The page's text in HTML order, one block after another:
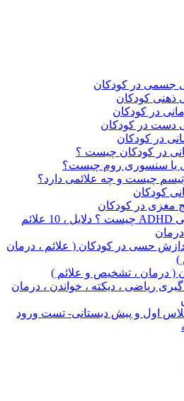
جسمی در کودکان
ذهنی کودکان
در کودکان
دست در کودکان
در کودکان
در کودکان چیست ؟
یا سنسوری روم چیست؟
چیست و چه علائمی دارد؟
کودکان
مغزی در کودکان
بیش فعالی ADHD چیست ؟ دلایل ، 10 علائم
حسی در کودکان ( علائم ، درمان
)
( درمان ، تشخیص و علائم )
ریاضی ، دیکته ، خواندن ، درمان
اول و پیش دبستانی- تست ورود